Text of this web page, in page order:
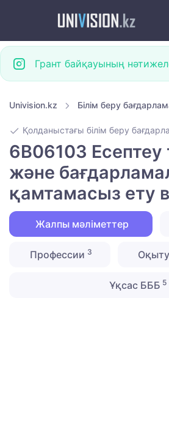
Грант байқауының
Univision.kz Білім беру
Қолданыстағы білім беру
6B06103 Есептеу
және
қамтамасыз ету
Жалпы мәліметтер
Профессии 3
Ұқсас БББ 5